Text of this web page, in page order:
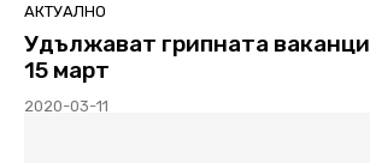
АКТУАЛНО
Удължават грипната
15 март
2020-03-11